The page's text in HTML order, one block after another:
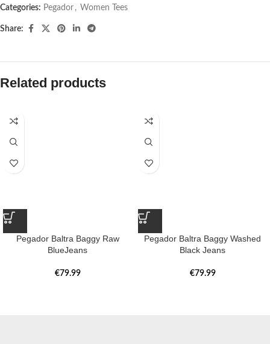
Categories: Pegador​ , Women Tees
Share:
Related products
Pegador Baltra Baggy Raw
BlueJeans
€79.99
Pegador Baltra Baggy Washed
Black Jeans
€79.99